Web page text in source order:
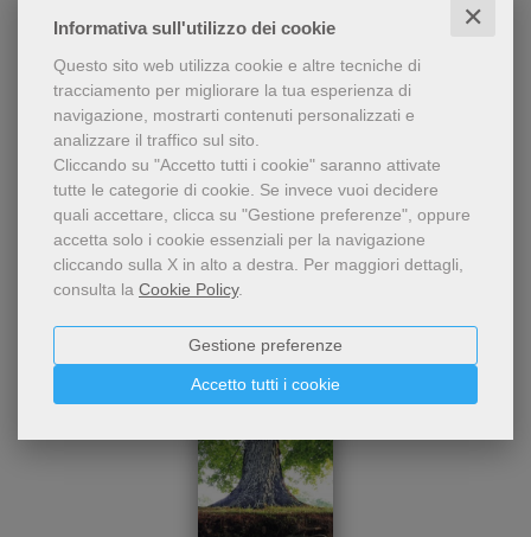
Informativa sull'utilizzo dei cookie ✕
Questo sito web utilizza cookie e altre tecniche di
tracciamento per migliorare la tua esperienza di
navigazione, mostrarti contenuti personalizzati e
analizzare il traffico sul sito.
Cliccando su "Accetto tutti i cookie" saranno attivate
tutte le categorie di cookie. Se invece vuoi decidere
quali accettare, clicca su "Gestione preferenze", oppure
accetta solo i cookie essenziali per la navigazione
cliccando sulla X in alto a destra. Per maggiori dettagli,
consulta la Cookie Policy.
Accetto tutti i cookie
Gestione preferenze
Condividi
Dello stesso autore